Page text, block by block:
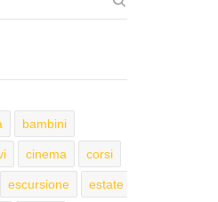
bambini
cinema corsi
escursione estate